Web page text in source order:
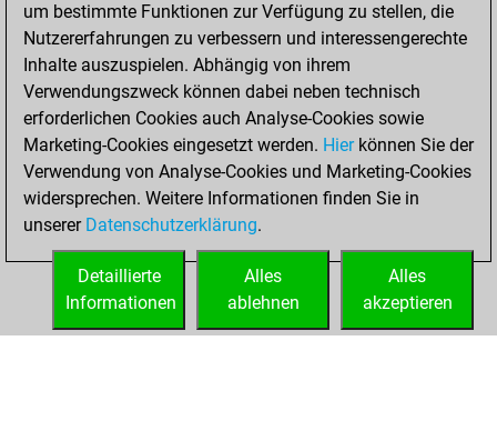
You learned 1
positions MyMoves
Samstag, Februar
15, 2020
You played 10
slow games
Play
You scored +5
=1 -4 in slow games
um bestimmte Funktionen zur Verfügung zu stellen, die
Nutzererfahrungen zu verbessern und interessengerechte
Inhalte auszuspielen. Abhängig von ihrem
Verwendungszweck können dabei neben technisch
erforderlichen Cookies auch Analyse-Cookies sowie
Marketing-Cookies eingesetzt werden. Hierkönnen Sie der
Verwendung von Analyse-Cookies und Marketing-Cookies
widersprechen. Weitere Informationen finden Sie in
unserer Datenschutzerklärung.
Alles
akzeptieren
Alles
ablehnen
Detaillierte
Informationen